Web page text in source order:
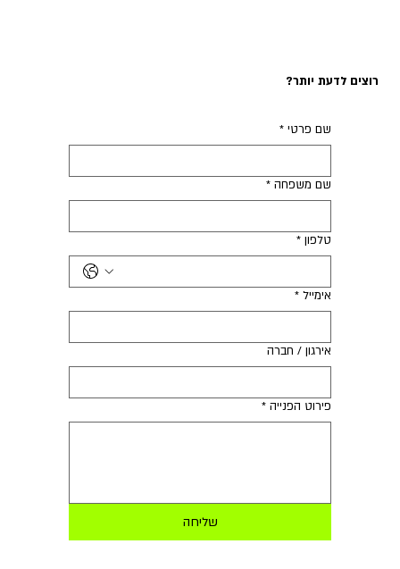
רוצים לדעת יותר?
שם פרטי *
שם משפחה *
טלפון *
אימייל *
אירגון / חברה
פירוט הפנייה *
שליחה